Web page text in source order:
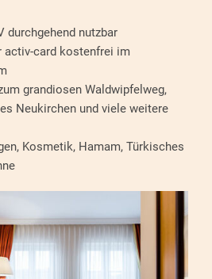
durchgehend nutzbar
activ-card kostenfrei im
grandiosen Waldwipfelweg,
Neukirchen und viele weitere
Kosmetik, Hamam, Türkisches